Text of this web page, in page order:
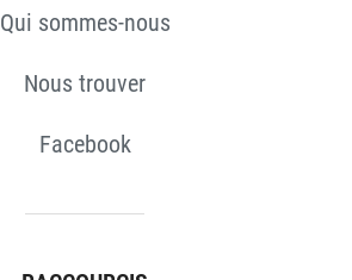
Qui sommes-nous
Nous trouver
Facebook